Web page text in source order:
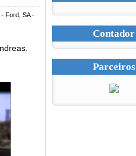
- Ford, SA -
Contador
Parceiros